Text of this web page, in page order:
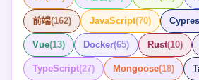
前端(162) JavaScript(70)
Vue(13) Docker(65) Rust(10)
TypeScript(27) Mongoose(18)